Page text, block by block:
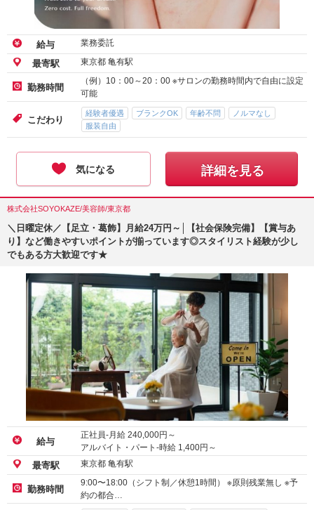
給与 業務委託
最寄駅 東京都 亀有駅
勤務時間
（例）10：00～20：00 ※サロンの勤務時間内で自由に設定
可能
こだわり
経験者優遇 ブランクOK 年齢不問
ノルマなし
服装自由
気になる 詳細を見る
株式会社SOYOKAZE/美容師/東京都
＼日曜定休／【足立・葛飾】月給24万円～│【社会保険完備】【賞与あ
り】など働きやすいポイントが揃っています◎スタイリスト経験が少し
でもある方大歓迎です★
給与
正社員-月給 240,000円～
アルバイト・パート-時給 1,400円～
最寄駅 東京都 亀有駅
勤務時間
9:00〜18:00（シフト制／休憩1時間） ※原則残業無し ※予
約の都合…